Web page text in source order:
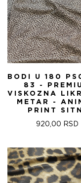
BODI U 180
83 -
VISKOZNA
METAR -
PRINT
920,00 RSD